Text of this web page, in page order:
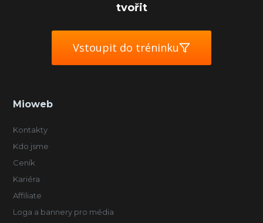
tvořit
Vstoupit do tréninku
Mioweb
Kontakty
Kdo jsme
Ceník
Kariéra
Affiliate
Loga a bannery pro média